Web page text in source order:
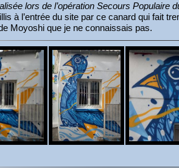
lors de l’opération Secours Populaire
à l’entrée du site par ce canard qui fait
Moyoshi que je ne connaissais pas.